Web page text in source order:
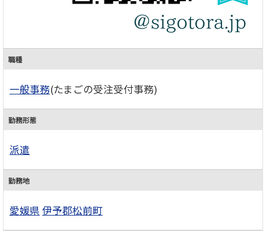
職種
一般事務(たまごの受注受付事務)
勤務形態
派遣
勤務地
愛媛県 伊予郡松前町